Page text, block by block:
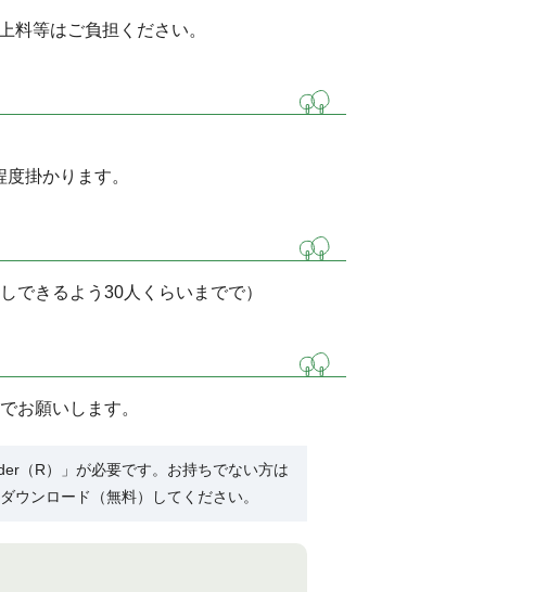
料等はご負担ください。
掛かります。
できるよう30人くらいまでで）
お願いします。
（R）」が必要です。お持ちでない方は
ウンロード（無料）してください。